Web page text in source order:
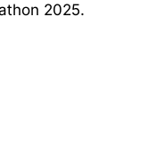
2025.